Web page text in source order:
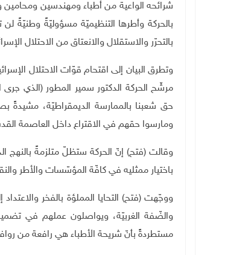
شرائحه الواعية من أطباء ومهندسين ومحامين
بالحركة وأطرها التنظيميّة مسؤوليّةً وطنيّةً
بالتحرّر والاستقلال والانعتاق من الاحتلال
وتطرق البيان إلى اقتحام قوّات الاحتلال
مرشّح الحركة الدكتور سمير المطور (الذي جرى
حق شعبنا بالممارسة الديمقراطيّة، مشيدةً
ومارسوا حقهم في الاقتراع داخل العاصمة
وقالت (فتح) إنّ الحركة ستظلّ متلزمةً بالنهج
باختيار ممثليه في كافّة المؤسّسات والأطر
ووجّهت (فتح) التحايا المملؤة بالفخر
والضّفة الغربيّة، ويواصلون عملهم في
مستطردةً بأنّ شريحة الأطباء هي رافعة من